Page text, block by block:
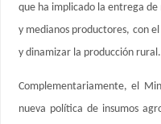
que ha implicado la entrega
y medianos productores, con
y dinamizar la producción rural.
Complementariamente, el
nueva política de insumos